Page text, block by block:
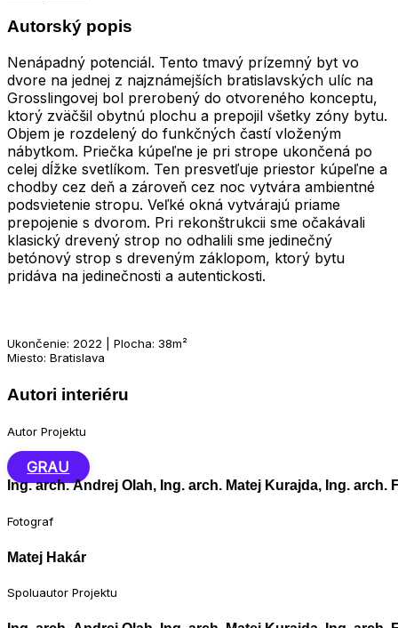
Autorský popis
Nenápadný potenciál. Tento tmavý prízemný byt vo
dvore na jednej z najznámejších bratislavských ulíc na
Grosslingovej bol prerobený do otvoreného konceptu,
ktorý zväčšil obytnú plochu a prepojil všetky zóny bytu.
Objem je rozdelený do funkčných častí vloženým
nábytkom. Priečka kúpeľne je pri strope ukončená po
celej dĺžke svetlíkom. Ten presvetľuje priestor kúpeľne a
chodby cez deň a zároveň cez noc vytvára ambientné
podsvietenie stropu. Veľké okná vytvárajú priame
prepojenie s dvorom. Pri rekonštrukcii sme očakávali
klasický drevený strop no odhalili sme jedinečný
betónový strop s dreveným záklopom, ktorý bytu
pridáva na jedinečnosti a autentickosti.
Ukončenie: 2022 | Plocha: 38m²
Miesto: Bratislava
Autori interiéru
Autor Projektu
GRAU
Ing. arch. Andrej Olah, Ing. arch. Matej Kurajda, Ing.
Fotograf
Matej Hakár
Spoluautor Projektu